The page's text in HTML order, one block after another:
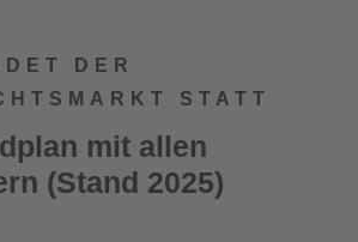
DER
STATT
mit allen
(Stand 2025)